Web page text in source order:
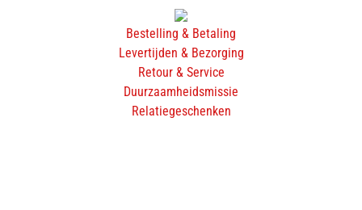
Bestelling & Betaling
Levertijden & Bezorging
Retour & Service
Duurzaamheidsmissie
Relatiegeschenken